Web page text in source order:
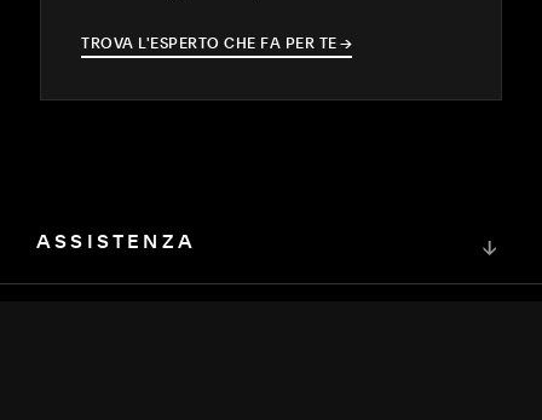
TROVA L'ESPERTO CHE FA PER TE →
→
ASSISTENZA ↓